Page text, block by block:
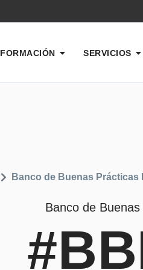
FORMACIÓN SERVICIOS
Banco de
Banco de Buenas Prácticas